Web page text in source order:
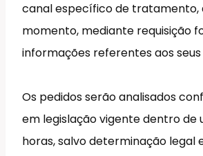
canal específico de tratamento,
momento, mediante requisição
informações referentes aos seus
Os pedidos serão analisados
em legislação vigente dentro de
horas, salvo determinação legal